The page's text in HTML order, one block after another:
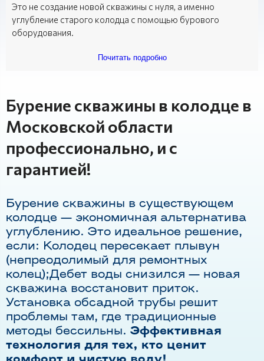
Это не создание новой скважины с нуля, а именно
углубление старого колодца с помощью бурового
оборудования.
Почитать подробно
Бурение скважины в колодце в
Московской области
профессионально, и с
гарантией!
Бурение скважины в существующем
колодце — экономичная альтернатива
углублению. Это идеальное решение,
если: Колодец пересекает плывун
(непреодолимый для ремонтных
колец);Дебет воды снизился — новая
скважина восстановит приток.
Установка обсадной трубы решит
проблемы там, где традиционные
методы бессильны. Эффективная
технология для тех, кто ценит